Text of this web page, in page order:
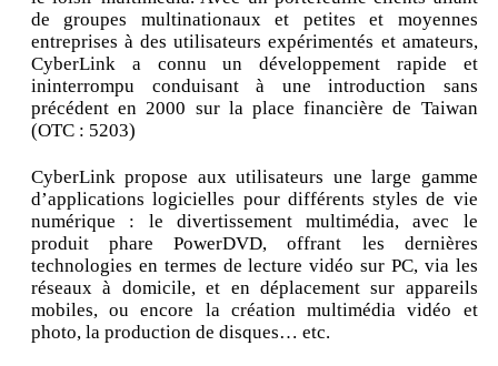
de groupes multinationaux et petites et moyennes
entreprises à des utilisateurs expérimentés et amateurs,
CyberLink a connu un développement rapide et
ininterrompu conduisant à une introduction sans
précédent en 2000 sur la place financière de Taiwan
(OTC : 5203)
CyberLink propose aux utilisateurs une large gamme
d’applications logicielles pour différents styles de vie
numérique : le divertissement multimédia, avec le
produit phare PowerDVD, offrant les dernières
technologies en termes de lecture vidéo sur PC, via les
réseaux à domicile, et en déplacement sur appareils
mobiles, ou encore la création multimédia vidéo et
photo, la production de disques… etc.